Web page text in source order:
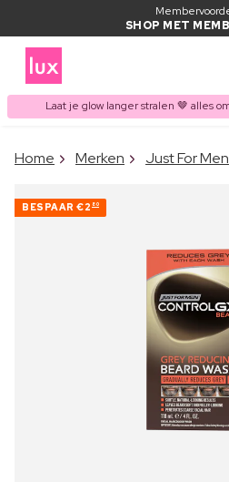
SHOP MET
Laat je glow langer stralen 🤎 alles
ITEM
Home Merken Just For Men
BESPAAR €2 80